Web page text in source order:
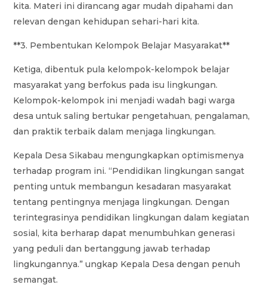
kita. Materi ini dirancang agar mudah dipahami dan
relevan dengan kehidupan sehari-hari kita.
**3. Pembentukan Kelompok Belajar Masyarakat**
Ketiga, dibentuk pula kelompok-kelompok belajar
masyarakat yang berfokus pada isu lingkungan.
Kelompok-kelompok ini menjadi wadah bagi warga
desa untuk saling bertukar pengetahuan, pengalaman,
dan praktik terbaik dalam menjaga lingkungan.
Kepala Desa Sikabau mengungkapkan optimismenya
terhadap program ini. “Pendidikan lingkungan sangat
penting untuk membangun kesadaran masyarakat
tentang pentingnya menjaga lingkungan. Dengan
terintegrasinya pendidikan lingkungan dalam kegiatan
sosial, kita berharap dapat menumbuhkan generasi
yang peduli dan bertanggung jawab terhadap
lingkungannya.” ungkap Kepala Desa dengan penuh
semangat.